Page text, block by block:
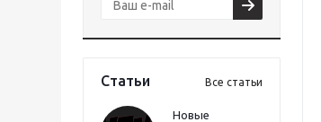
Статьи Все статьи
Новые